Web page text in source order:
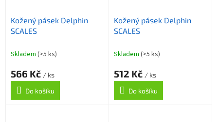
Kožený pásek Delphin
SCALES
Skladem (>5 ks)
566 Kč / ks
Do košíku
Kožený pásek Delphin
SCALES
Skladem (>5 ks)
512 Kč / ks
Do košíku